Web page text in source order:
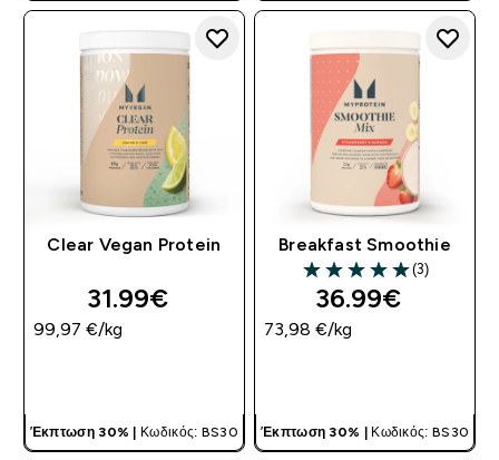
Clear Vegan Protein
31.99€‎
99,97 €‎/kg
Έκπτωση 30% | Κωδικός: BS30
Breakfast Smoothie
5 out of 5 stars
(3)
36.99€‎
73,98 €‎/kg
Έκπτωση 30% | Κωδικός: BS30